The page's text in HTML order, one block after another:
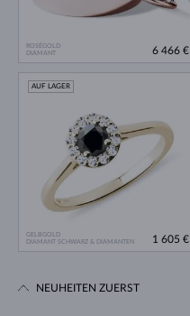
ROSÉGOLD
DIAMANT
6 466 €
GELBGOLD
DIAMANT SCHWARZ & DIAMANTEN
AUF LAGER
1 605 €
NEUHEITEN ZUERST